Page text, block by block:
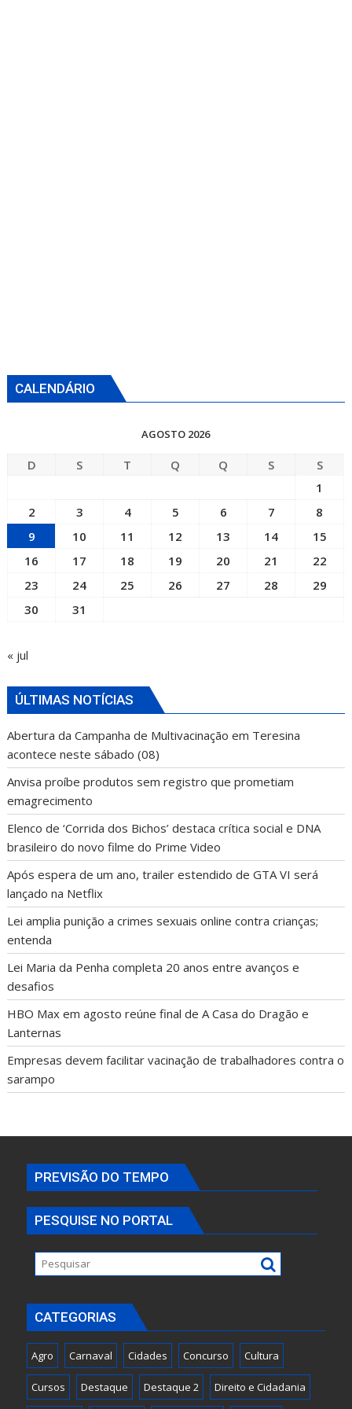
CALENDÁRIO
AGOSTO 2026
D S T Q Q S
S
1
2
3 4 5 6 7
8
9
10 11 12 13 14
15
16
17 18 19 20 21
22
23
24 25 26 27 28
29
30
31
« jul
ÚLTIMAS NOTÍCIAS
Abertura da Campanha de Multivacinação em Teresina
acontece neste sábado (08)
Anvisa proíbe produtos sem registro que prometiam
emagrecimento
Elenco de ‘Corrida dos Bichos’ destaca crítica social e DNA
brasileiro do novo filme do Prime Video
Após espera de um ano, trailer estendido de GTA VI será
lançado na Netflix
Lei amplia punição a crimes sexuais online contra crianças;
entenda
Lei Maria da Penha completa 20 anos entre avanços e
desafios
HBO Max em agosto reúne final de A Casa do Dragão e
Lanternas
Empresas devem facilitar vacinação de trabalhadores contra o
sarampo
PREVISÃO DO TEMPO
PESQUISE NO PORTAL
CATEGORIAS
Agro Carnaval Cidades Concurso Cultura
Cursos Destaque Destaque 2 Direito e Cidadania